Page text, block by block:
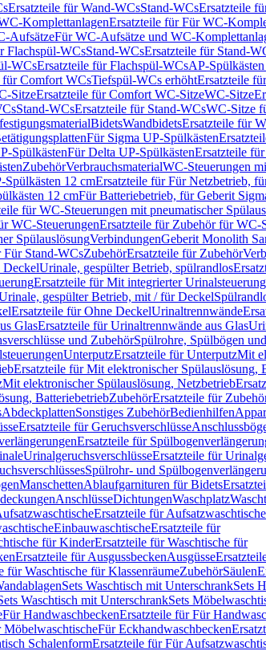
Ersatzteile für Wand-WCsStand-WCsErsatzteile
KomplettanlagenErsatzteile für Für WC-
AufsätzeFür WC-Aufsätze und WC-
Flachspül-WCsStand-WCsErsatzteile für Stand-
WCsErsatzteile für Flachspül-WCsAP-
für Comfort WCsTiefspül-WCs erhöhtErsatzteile
SitzeErsatzteile für Comfort WC-SitzeWC-Sitze
Stand-WCsErsatzteile für Stand-WCsWC-Sitze
BidetsWandbidetsErsatzteile für
Für Sigma UP-Spülkästen
SpülkästenFür Delta UP-SpülkästenErsatzteile
ZubehörVerbrauchsmaterialWC-Steuerungen
12 cmErsatzteile für Für Netzbetrieb,
12 cmFür Batteriebetrieb, für Geberit
für WC-Steuerungen mit pneumatischer
WC-SteuerungenErsatzteile für Zubehör für WC-
SpülauslösungVerbindungenGeberit Monolith
Für Stand-WCsZubehörErsatzteile für Zubehör
DeckelUrinale, gespülter Betrieb, spülrandlos
Ersatzteile für Mit integrierter Urinalsteuerung
gespülter Betrieb, mit / für Deckel
Ersatzteile für Ohne DeckelUrinaltrennwände
GlasErsatzteile für Urinaltrennwände aus Glas
und ZubehörSpülrohre, Spülbögen
UnterputzErsatzteile für UnterputzMit
Ersatzteile für Mit elektronischer Spülauslösung,
Mit elektronischer Spülauslösung, Netzbetrieb
BatteriebetriebZubehörErsatzteile für
AbdeckplattenSonstiges ZubehörBedienhilfen
Ersatzteile für Geruchsverschlüsse
Ersatzteile für
UrinalgeruchsverschlüsseErsatzteile für
Spülrohr- und
ManschettenAblaufgarnituren für Bidets
AnschlüsseDichtungenWaschplatz
Ersatzteile für Aufsatzwaschtische
EinbauwaschtischeErsatzteile für
für KinderErsatzteile für Waschtische für
Ersatzteile für AusgussbeckenAusgüsse
für Waschtische für KlassenräumeZubehörSäulen
Sets Waschtisch mit UnterschrankSets
Waschtisch mit UnterschrankSets
Für HandwaschbeckenErsatzteile für Für
Für Eckhandwaschbecken
SchalenformErsatzteile für Für